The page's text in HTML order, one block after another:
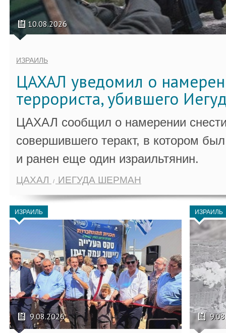
10.08.2026
ИЗРАИЛЬ
ЦАХАЛ уведомил о
террориста, убившего
ЦАХАЛ сообщил о намерении
совершившего теракт, в котором
и ранен еще один израильтянин.
ЦАХАЛ ИЕГУДА ШЕРМАН
ИЗРАИЛЬ
9.08.2026
ИЗРАИЛЬ